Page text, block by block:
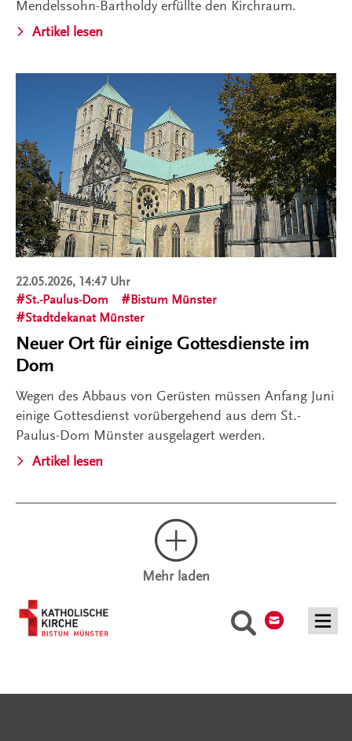
Suche
Mendelssohn-Bartholdy erfüllte den Kirchraum.
Artikel lesen
22.05.2026, 14:47 Uhr
St.-Paulus-Dom
Bistum Münster
Stadtdekanat Münster
Neuer Ort für einige Gottesdienste im
Dom
Wegen des Abbaus von Gerüsten müssen Anfang Juni
einige Gottesdienst vorübergehend aus dem St.-
Paulus-Dom Münster ausgelagert werden.
Artikel lesen
Mehr laden